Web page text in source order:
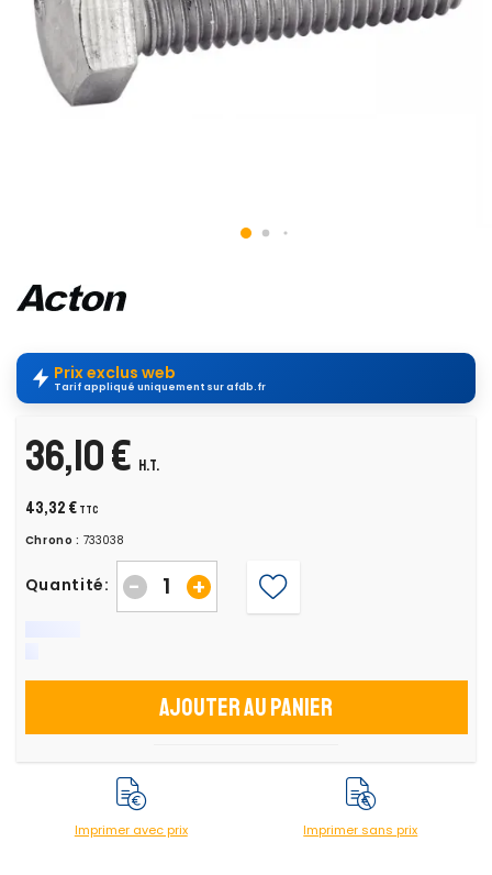
Prix exclus web
Tarif appliqué uniquement sur afdb.fr
36,10 € H.T.
43,32 € TTC
Chrono : 733038
Quantité: +
-
Ajouter au panier
Imprimer avec prix Imprimer sans prix